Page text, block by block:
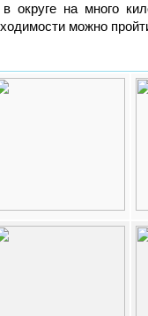
в округе на много
можно